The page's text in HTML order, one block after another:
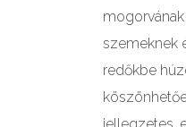
szemeknek
redőkbe